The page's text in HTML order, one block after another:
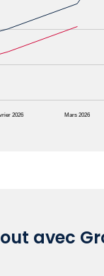
2026 Mars 2026
avec